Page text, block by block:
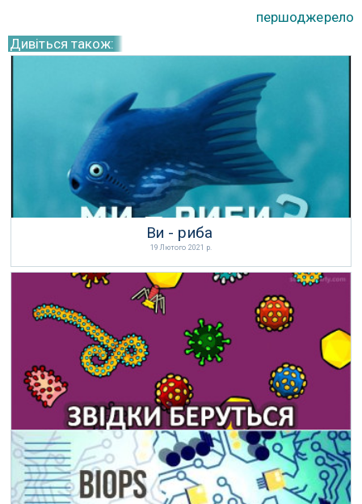
першоджерело
Дивіться також:
Ви - риба
19 Лютого 2021 р.
Звідки беруться нові віруси
31 Січня 2021 р.